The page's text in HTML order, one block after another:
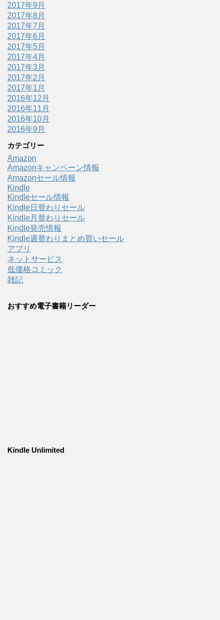
2017年9月
2017年8月
2017年7月
2017年6月
2017年5月
2017年4月
2017年3月
2017年2月
2017年1月
2016年12月
2016年11月
2016年10月
2016年9月
カテゴリー
Amazon
Amazonキャンペーン情報
Amazonセール情報
Kindle
Kindleセール情報
Kindle日替わりセール
Kindle月替わりセール
Kindle発売情報
Kindle週替わりまとめ買いセール
アプリ
ネットサービス
低価格コミック
雑記
おすすめ電子書籍リーダー
Kindle Unlimited